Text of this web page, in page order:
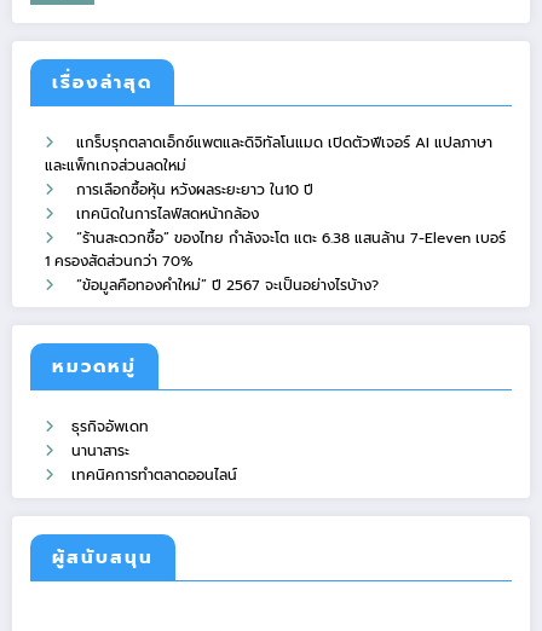
เรื่องล่าสุด
แกร็บรุกตลาดเอ็กซ์แพตและดิจิทัลโนแมด เปิดตัวฟีเจอร์ AI แปลภาษา
และแพ็กเกจส่วนลดใหม่
การเลือกซื้อหุ้น หวังผลระยะยาว ใน10 ปี
เทคนิดในการไลฟ์สดหน้ากล้อง
“ร้านสะดวกซื้อ” ของไทย กำลังจะโต แตะ 6.38 แสนล้าน 7-Eleven เบอร์
1 ครองสัดส่วนกว่า 70%
“ข้อมูลคือทองคำใหม่” ปี 2567 จะเป็นอย่างไรบ้าง?
หมวดหมู่
ธุรกิจอัพเดท
นานาสาระ
เทคนิคการทำตลาดออนไลน์
ผู้สนับสนุน